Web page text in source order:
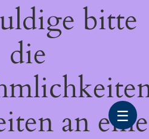
bitte
die
an
☰